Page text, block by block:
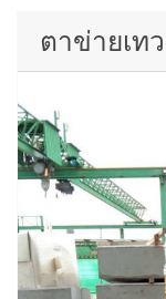
ตาข่ายเท